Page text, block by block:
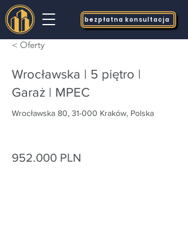
bezpłatna konsultacja
< Oferty
Wrocławska | 5 piętro |
Garaż | MPEC
Wrocławska 80, 31-000 Kraków, Polska
952.000 PLN